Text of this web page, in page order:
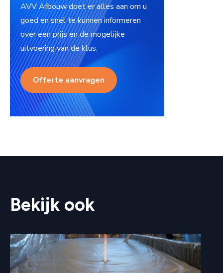
AVV Afbouw doet er alles aan om u
goed en snel te kunnen informeren
over een prijs en de mogelijke
uitvoering van de klus.
Offerte aanvragen
Bekijk ook